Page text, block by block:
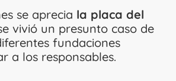
se aprecia la placa del
vivió un presunto caso de
fundaciones
a los responsables.